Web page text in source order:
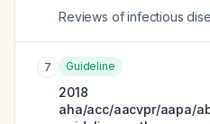
Reviews of infectious
7 Guideline
2018
aha/acc/aacvpr/aapa/